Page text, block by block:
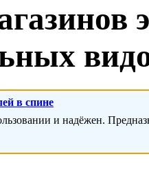
в спине
и надёжен.